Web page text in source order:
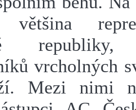
většina
republiky,
vrcholných
Mezi nimi